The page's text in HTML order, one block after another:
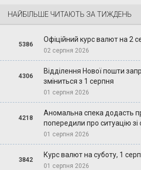
НАЙБІЛЬШЕ ЧИТАЮТЬ ЗА ТИЖДЕНЬ
5386
Офіційний курс валют на 2
02 серпня 2026
4306
Відділення Нової пошти
зміниться з 1 серпня
01 серпня 2026
4218
Аномальна спека додасть
попередили про ситуацію зі
01 серпня 2026
3842
Курс валют на суботу, 1
01 серпня 2026